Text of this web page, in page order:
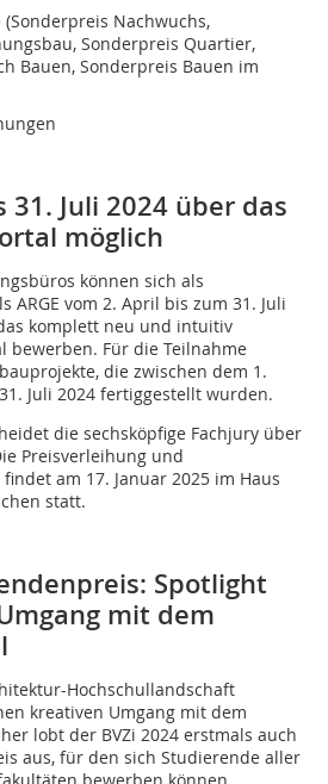
Nachwuchs,
Sonderpreis Quartier,
Bauen, Sonderpreis Bauen im
31. Juli 2024 über das
möglich
können sich als
ARGE vom 2. April bis zum 31. Juli
komplett neu und intuitiv
bewerben. Für die Teilnahme
die zwischen dem 1.
Juli 2024 fertiggestellt wurden.
die sechsköpfige Fachjury über
Preisverleihung und
am 17. Januar 2025 im Haus
statt.
Spotlight
mit dem
Hochschullandschaft
kreativen Umgang mit dem
lobt der BVZi 2024 erstmals auch
aus, für den sich Studierende aller